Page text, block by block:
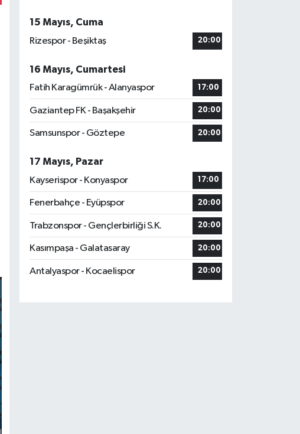
15 Mayıs, Cuma
Rizespor - Beşiktaş
20:00
16 Mayıs, Cumartesi
Fatih Karagümrük - Alanyaspor
17:00
Gaziantep FK - Başakşehir 20:00
Samsunspor - Göztepe 20:00
17 Mayıs, Pazar
Kayserispor - Konyaspor
17:00
Fenerbahçe - Eyüpspor 20:00
Trabzonspor - Gençlerbirliği S.K. 20:00
Kasımpaşa - Galatasaray 20:00
Antalyaspor - Kocaelispor 20:00